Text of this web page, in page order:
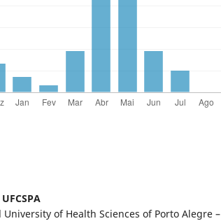
UFCSPA
University of Health Sciences of Porto Alegre –